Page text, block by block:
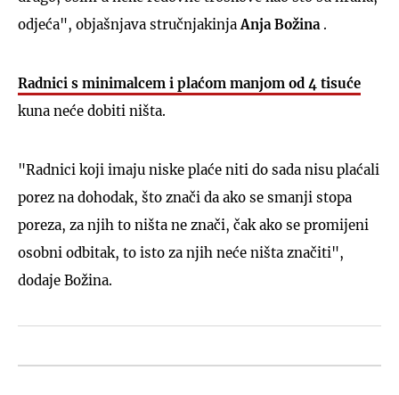
odjeća", objašnjava stručnjakinja Anja Božina .
Radnici s minimalcem i plaćom manjom od 4 tisuće
kuna neće dobiti ništa.
"Radnici koji imaju niske plaće niti do sada nisu plaćali
porez na dohodak, što znači da ako se smanji stopa
poreza, za njih to ništa ne znači, čak ako se promijeni
osobni odbitak, to isto za njih neće ništa značiti",
dodaje Božina.